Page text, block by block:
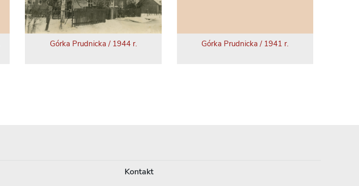
Górka Prudnicka / 1944 r. Górka Prudnicka / 1941 r.
Kontakt